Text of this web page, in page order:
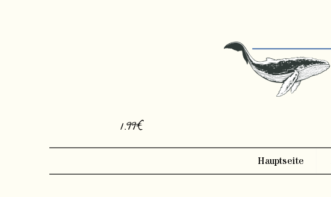
1.99€
Hauptseite